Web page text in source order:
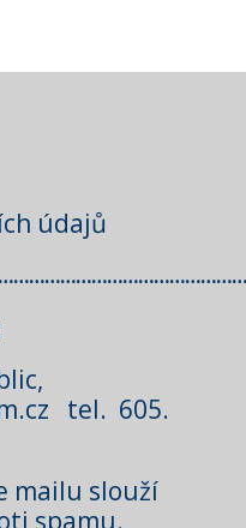
údajů
tel. 605.
mailu slouží
spamu.